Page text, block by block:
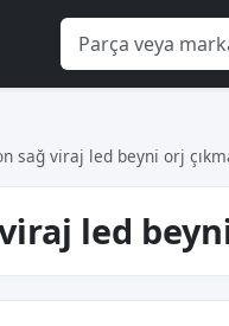
sağ vi̇raj led beyni̇ orj
led